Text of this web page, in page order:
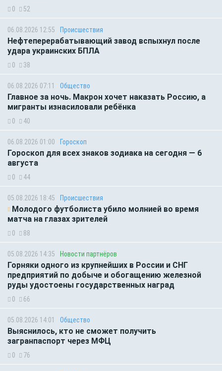
0 52
06.08.2026 12:55 Происшествия
Нефтеперерабатывающий завод вспыхнул после
удара украинских БПЛА
0 38
06.08.2026 07:11 Общество
Главное за ночь. Макрон хочет наказать Россию, а
мигранты изнасиловали ребёнка
0 40
06.08.2026 01:00 Гороскоп
Гороскоп для всех знаков зодиака на сегодня — 6
августа
0 44
05.08.2026 18:45 Происшествия
Молодого футболиста убило молнией во время
матча на глазах зрителей
0 88
05.08.2026 14:35 Новости партнёров
Горняки одного из крупнейших в России и СНГ
предприятий по добыче и обогащению железной
руды удостоены государственных наград
0 66
05.08.2026 14:01 Общество
Выяснилось, кто не сможет получить
загранпаспорт через МФЦ
0 76